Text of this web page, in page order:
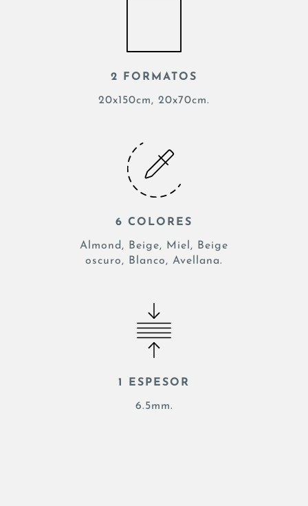
2 FORMATOS
20x150cm, 20x70cm.
6 COLORES
Almond, Beige, Miel, Beige
oscuro, Blanco, Avellana.
1 ESPESOR
6.5mm.